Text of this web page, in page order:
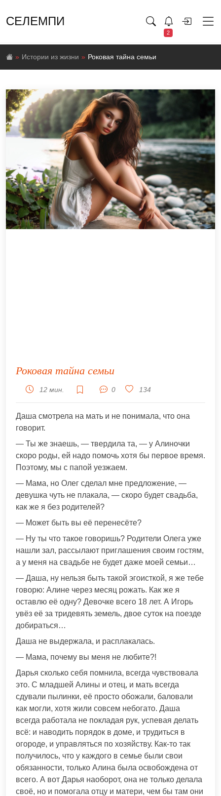
СЕЛЕМПИ
2
Истории из жизни Роковая тайна семьи
Роковая тайна семьи
12 мин. 0 134
Даша смотрела на мать и не понимала, что она
говорит.
— Ты же знаешь, — твердила та, — у Алиночки
скоро роды, ей надо помочь хотя бы первое время.
Поэтому, мы с папой уезжаем.
— Мама, но Олег сделал мне предложение, —
девушка чуть не плакала, — скоро будет свадьба,
как же я без родителей?
— Может быть вы её перенесёте?
— Ну ты что такое говоришь? Родители Олега уже
нашли зал, рассылают приглашения своим гостям,
а у меня на свадьбе не будет даже моей семьи…
— Даша, ну нельзя быть такой эгоисткой, я же тебе
говорю: Алине через месяц рожать. Как же я
оставлю её одну? Девочке всего 18 лет. А Игорь
увёз её за тридевять земель, двое суток на поезде
добираться…
Даша не выдержала, и расплакалась.
— Мама, почему вы меня не любите?!
Дарья сколько себя помнила, всегда чувствовала
это. С младшей Алины и отец, и мать всегда
сдували пылинки, её просто обожали, баловали
как могли, хотя жили совсем небогато. Даша
всегда работала не покладая рук, успевая делать
всё: и наводить порядок в доме, и трудиться в
огороде, и управляться по хозяйству. Как-то так
получилось, что у каждого в семье были свои
обязанности, только Алина была освобождена от
всего. А вот Дарья наоборот, она не только делала
своё, но и помогала отцу и матери, чем бы там они